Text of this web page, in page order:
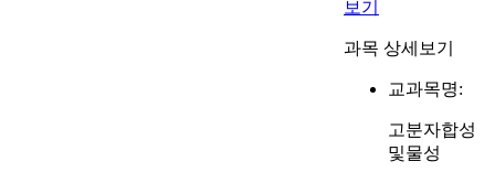
보기
과목 상세보기
교과목명:
고분자합성
및물성